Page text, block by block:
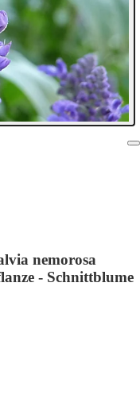
nemorosa
- Schnittblume